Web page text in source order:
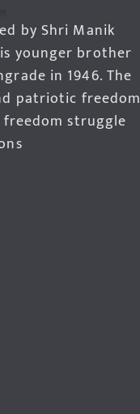
by Shri Manik
younger brother
in 1946. The
patriotic freedom
struggle